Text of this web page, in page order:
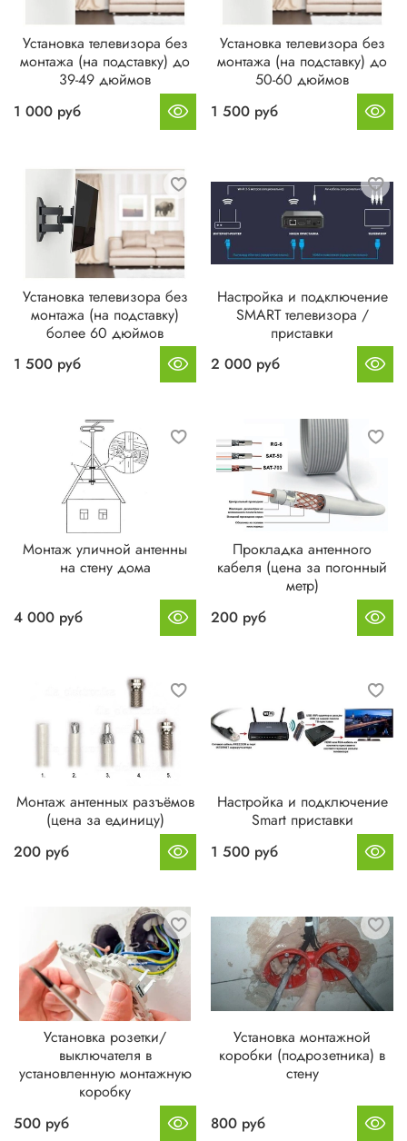
Установка телевизора без
монтажа (на подставку) до
39-49 дюймов
1 000 руб
Установка телевизора без
монтажа (на подставку) до
50-60 дюймов
1 500 руб
Установка телевизора без
монтажа (на подставку)
более 60 дюймов
1 500 руб
Настройка и подключение
SMART телевизора /
приставки
2 000 руб
Монтаж уличной антенны
на стену дома
4 000 руб
Прокладка антенного
кабеля (цена за погонный
метр)
200 руб
Монтаж антенных разъёмов
(цена за единицу)
200 руб
Настройка и подключение
Smart приставки
1 500 руб
Установка розетки/
выключателя в
установленную монтажную
коробку
500 руб
Установка монтажной
коробки (подрозетника) в
стену
800 руб